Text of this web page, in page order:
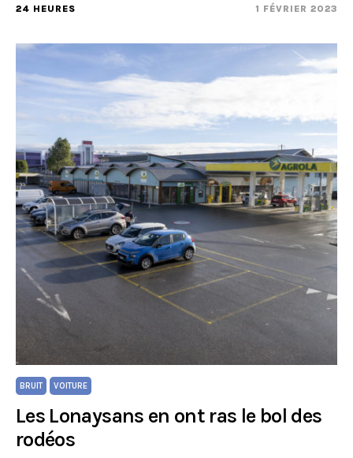
24 HEURES 1 FÉVRIER 2023
BRUIT VOITURE
Les Lonaysans en ont ras le bol des
rodéos